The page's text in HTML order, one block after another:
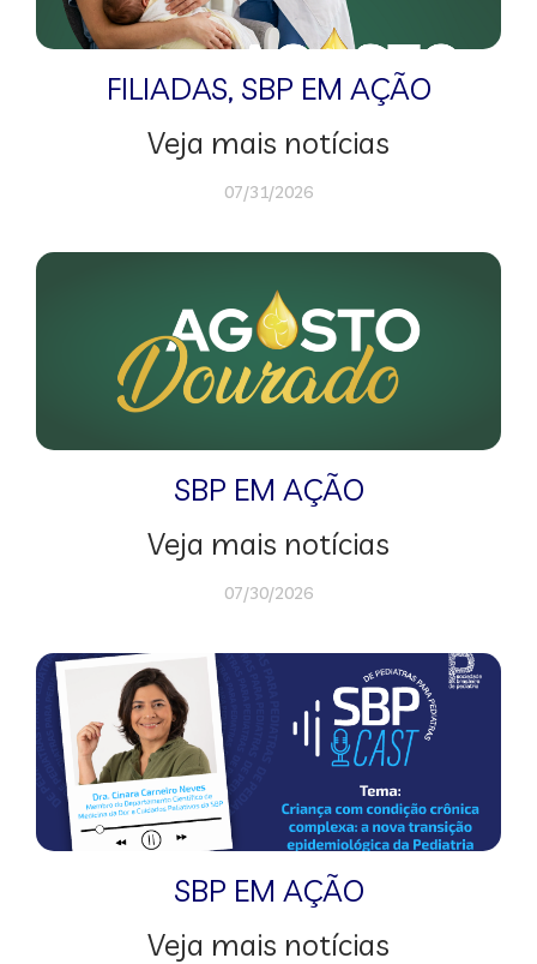
FILIADAS, SBP EM AÇÃO
Veja mais notícias
07/31/2026
SBP EM AÇÃO
Veja mais notícias
07/30/2026
SBP EM AÇÃO
Veja mais notícias